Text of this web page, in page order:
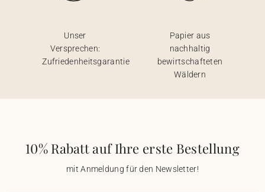
Unser
Versprechen:
Zufriedenheitsgarantie
Papier aus
nachhaltig
bewirtschafteten
Wäldern
10% Rabatt auf Ihre erste Bestellung
mit Anmeldung für den Newsletter!